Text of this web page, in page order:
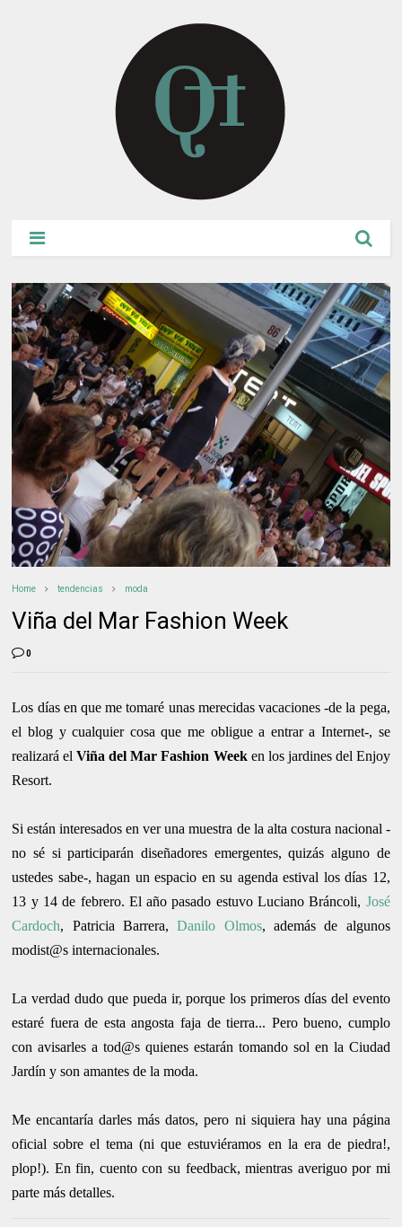
Home tendencias moda
Viña del Mar Fashion Week
0
Los días en que me tomaré unas merecidas vacaciones -de la pega,
el blog y cualquier cosa que me obligue a entrar a Internet-, se
realizará elViña del Mar Fashion Weeken los jardines del Enjoy
Resort.
Si están interesados en ver una muestra de la alta costura nacional -
no sé si participarán diseñadores emergentes, quizás alguno de
ustedes sabe-, hagan un espacio en su agenda estival los días 12,
13 y 14 de febrero. El año pasado estuvo Luciano Bráncoli, José
Cardoch, Patricia Barrera,Danilo Olmos, además de algunos
modist@s internacionales.
La verdad dudo que pueda ir, porque los primeros días del evento
estaré fuera de esta angosta faja de tierra... Pero bueno, cumplo
con avisarles a tod@s quienes estarán tomando sol en la Ciudad
Jardín y son amantes de la moda.
Me encantaría darles más datos, pero ni siquiera hay una página
oficial sobre el tema (ni que estuviéramos en la era de piedra!,
plop!). En fin, cuento con su feedback, mientras averiguo por mi
parte más detalles.